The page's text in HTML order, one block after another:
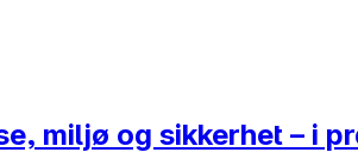
miljø og sikkerhet – i